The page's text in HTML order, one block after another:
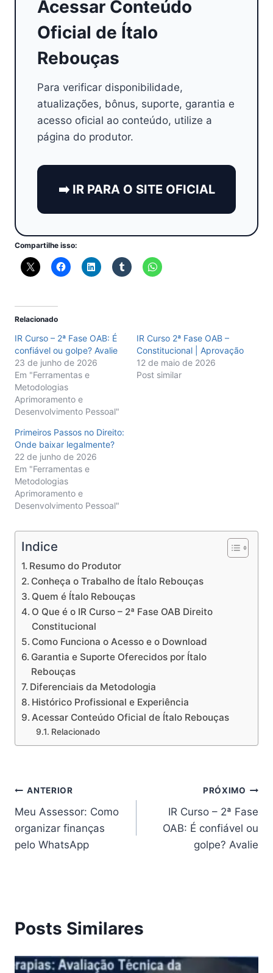
Acessar Conteúdo
Oficial de Ítalo
Rebouças
Para verificar disponibilidade,
atualizações, bônus, suporte, garantia e
acesso oficial ao conteúdo, utilize a
página do produtor.
➡️ IR PARA O SITE OFICIAL
Compartilhe isso:
Relacionado
IR Curso – 2ª Fase OAB: É
confiável ou golpe? Avalie
23 de junho de 2026
Em "Ferramentas e
Metodologias
Aprimoramento e
Desenvolvimento Pessoal"
IR Curso 2ª Fase OAB –
Constitucional | Aprovação
12 de maio de 2026
Post similar
Primeiros Passos no Direito:
Onde baixar legalmente?
22 de junho de 2026
Em "Ferramentas e
Metodologias
Aprimoramento e
Desenvolvimento Pessoal"
Indice
Resumo do Produtor
Conheça o Trabalho de Ítalo Rebouças
Quem é Ítalo Rebouças
O Que é o IR Curso – 2ª Fase OAB Direito
Constitucional
Como Funciona o Acesso e o Download
Garantia e Suporte Oferecidos por Ítalo
Rebouças
Diferenciais da Metodologia
Histórico Profissional e Experiência
Acessar Conteúdo Oficial de Ítalo Rebouças
Relacionado
Navegação
de
Post
ANTERIOR
Meu Assessor: Como
organizar finanças
pelo WhatsApp
PRÓXIMO
IR Curso – 2ª Fase
OAB: É confiável ou
golpe? Avalie
Posts Similares